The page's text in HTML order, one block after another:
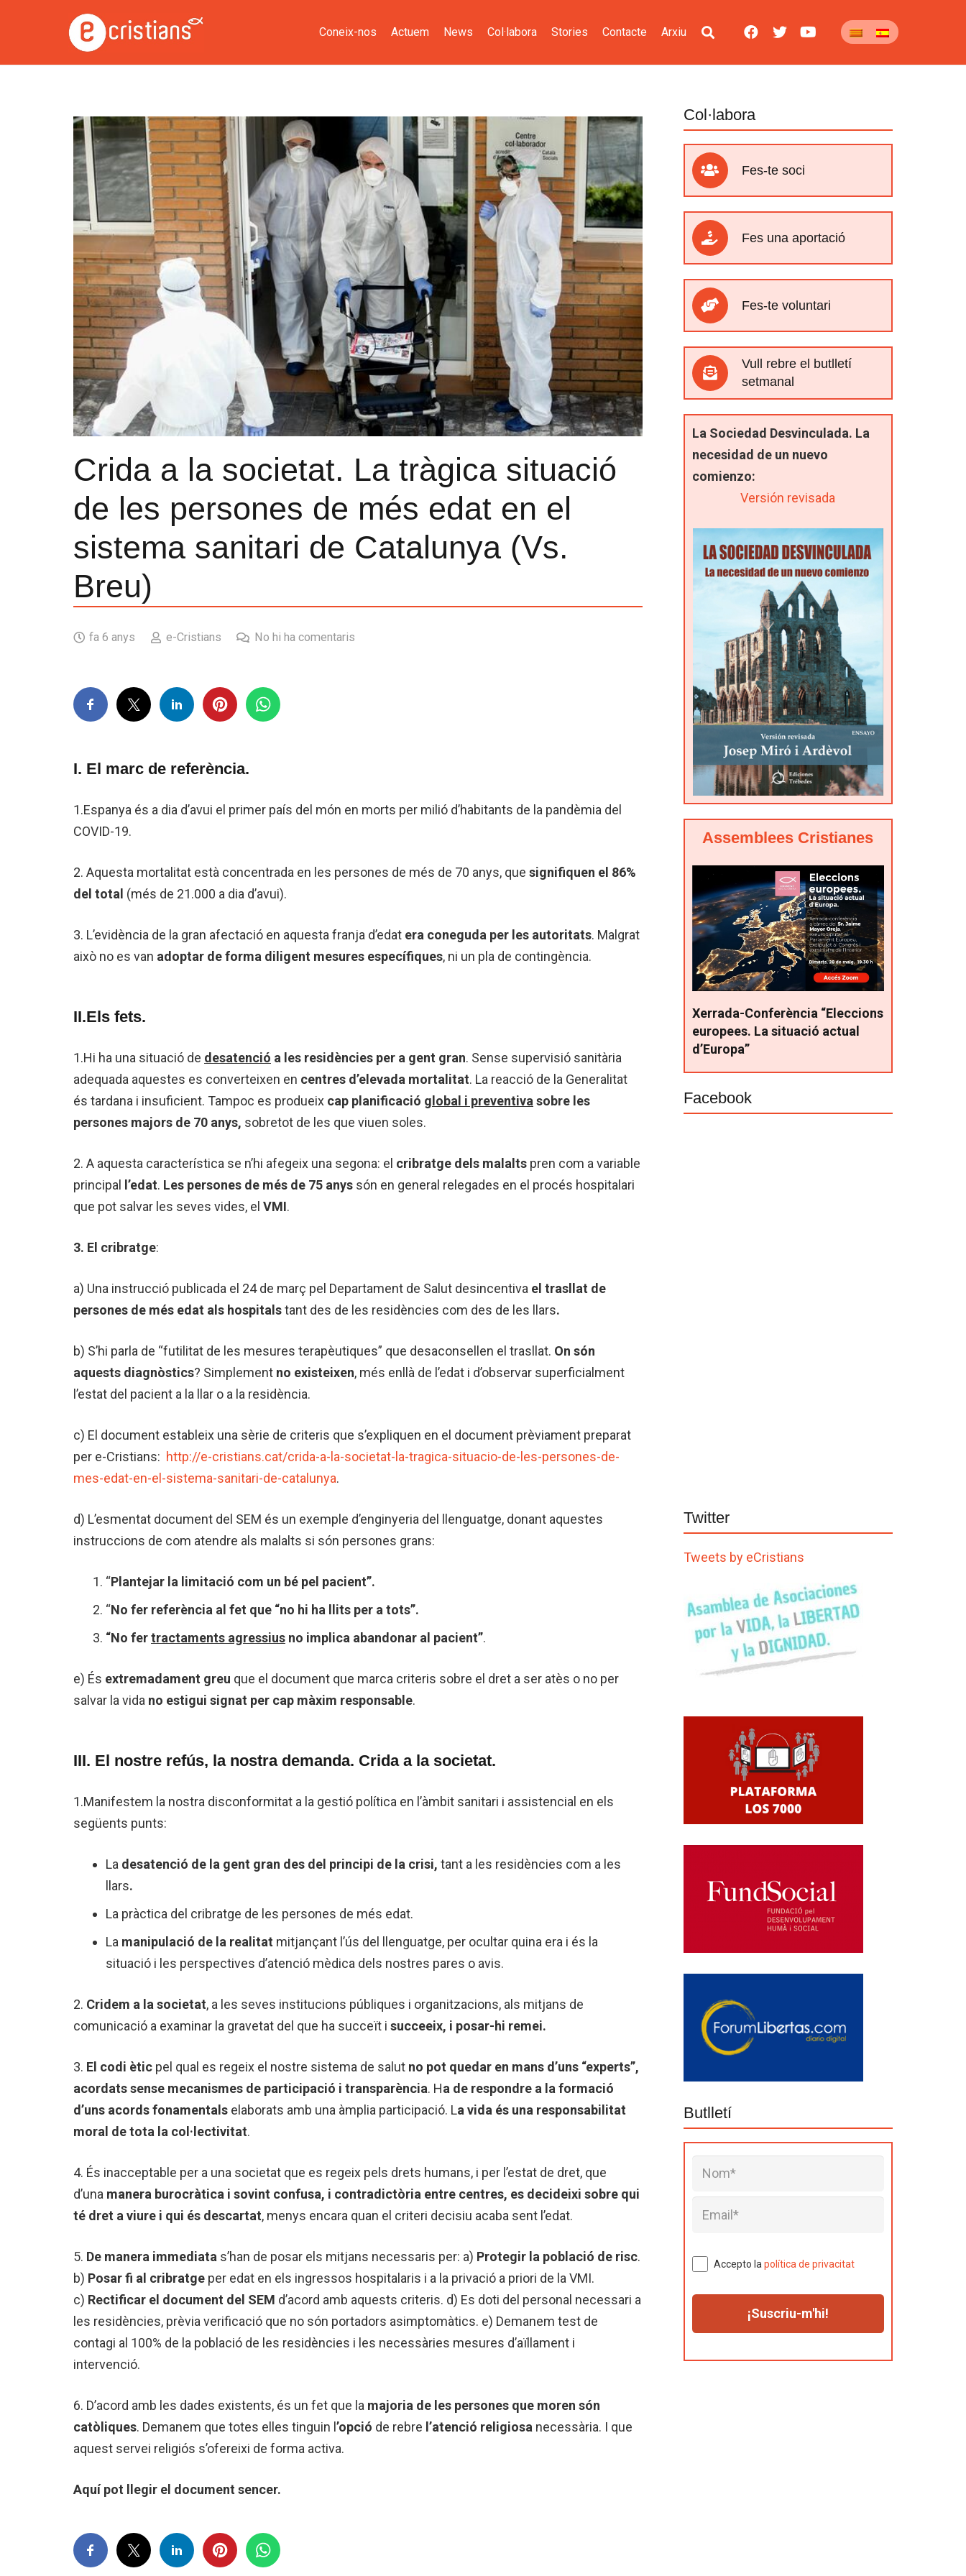
Coneix-nos Actuem News Col·labora Stories Contacte Arxiu
Crida a la societat. La tràgica situació
de les persones de més edat en el
sistema sanitari de Catalunya (Vs.
Breu)
fa 6 anys e-Cristians No hi ha comentaris
I. El marc de referència.
1.Espanya és a dia d’avui el primer país del món en morts per milió d’habitants de la pandèmia del
COVID-19.
2. Aquesta mortalitat està concentrada en les persones de més de 70 anys, que signifiquen el 86%
del total (més de 21.000 a dia d’avui).
3. L’evidència de la gran afectació en aquesta franja d’edat era coneguda per les autoritats. Malgrat
això no es van adoptar de forma diligent mesures específiques, ni un pla de contingència.
II.Els fets.
1.Hi ha una situació de desatenció a les residències per a gent gran. Sense supervisió sanitària
adequada aquestes es converteixen en centres d’elevada mortalitat. La reacció de la Generalitat
és tardana i insuficient. Tampoc es produeix cap planificació global i preventivasobre les
persones majors de 70 anys, sobretot de les que viuen soles.
2. A aquesta característica se n’hi afegeix una segona: el cribratge dels malalts pren com a variable
principal
l’edat. Les persones de més de 75 anys són en general relegades en el procés hospitalari
que pot salvar les seves vides, el VMI.
3. El cribratge:
a) Una instrucció publicada el 24 de març pel Departament de Salut desincentiva el trasllat de
persones de més edat als hospitalstant des de les residències com des de les llars.
b) S’hi parla de “futilitat de les mesures terapèutiques” que desaconsellen el trasllat. On són
aquests diagnòstics? Simplement no existeixen, més enllà de l’edat i d’observar superficialment
l’estat del pacient a la llar o a la residència.
c) El document estableix una sèrie de criteris que s’expliquen en el document prèviament preparat
per e-Cristians: http://e-cristians.cat/crida-a-la-societat-la-tragica-situacio-de-les-persones-de-
mes-edat-en-el-sistema-sanitari-de-catalunya.
d) L’esmentat document del SEM és un exemple d’enginyeria del llenguatge, donant aquestes
instruccions de com atendre als malalts si són persones grans:
“Plantejar la limitació com un bé pel pacient”.
“No fer referència al fet que “no hi ha llits per a tots”.
“No fertractaments agressius no implica abandonar al pacient”.
e) És extremadament greu que el document que marca criteris sobre el dret a ser atès o no per
salvar la vida no estigui signat per cap màxim responsable.
III. El nostre refús, la nostra demanda. Crida a la societat.
1.Manifestem la nostra disconformitat a la gestió política en l’àmbit sanitari i assistencial en els
següents punts:
La desatenció de la gent gran des del principi de la crisi, tant a les residències com a les
llars.
La pràctica del cribratge de les persones de més edat.
La manipulació de la realitat mitjançant l’ús del llenguatge, per ocultar quina era i és la
situació i les perspectives d’atenció mèdica dels nostres pares o avis.
2. Cridem a la societat, a les seves institucions públiques i organitzacions, als mitjans de
comunicació a examinar la gravetat del que ha succeït i succeeix, i posar-hi remei.
3. El codi ètic pel qual es regeix el nostre sistema de salut no pot quedar en mans d’uns “experts”,
acordats sense mecanismes de participació i transparència. Ha de respondre a la formació
d’uns acords fonamentals elaborats amb una àmplia participació. La vida és una responsabilitat
moral de tota la col·lectivitat.
4. És inacceptable per a una societat que es regeix pels drets humans, i per l’estat de dret, que
d’una manera burocràtica i sovint confusa, i contradictòria entre centres, es decideixi sobre qui
té dret a viure i qui és descartat, menys encara quan el criteri decisiu acaba sent l’edat.
5. De manera immediata s’han de posar els mitjans necessaris per: a) Protegir la població de risc.
b) Posar fi al cribratge per edat en els ingressos hospitalaris i a la privació a priori de la VMI.
c) Rectificar el document del SEM d’acord amb aquests criteris. d) Es doti del personal necessari a
les residències, prèvia verificació que no són portadors asimptomàtics. e) Demanem test de
contagi al 100% de la població de les residències i les necessàries mesures d’aïllament i
intervenció.
6. D’acord amb les dades existents, és un fet que la majoria de les persones que moren són
catòliques. Demanem que totes elles tinguin l ’opció de rebre l’atenció religiosa necessària. I que
aquest servei religiós s’ofereixi de forma activa.
Aquí pot llegir el document sencer.
Col·labora
Fes-te soci
Fes una aportació
Fes-te voluntari
Vull rebre el butlletí
setmanal
La Sociedad Desvinculada. La
necesidad de un nuevo
comienzo:
Versión revisada
Assemblees Cristianes
Xerrada-Conferència “Eleccions
europees. La situació actual
d’Europa”
Facebook
Twitter
Tweets by eCristians
Butlletí
Accepto la política de privacitat